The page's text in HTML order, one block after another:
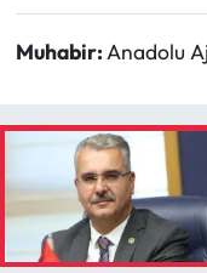
Muhabir: Anadolu